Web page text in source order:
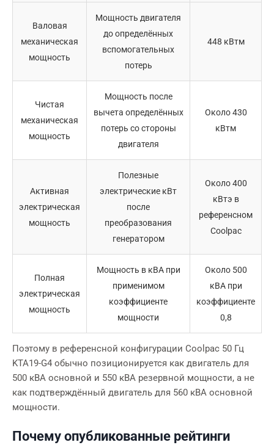
Валовая
механическая
мощность
Мощность двигателя
до определённых
вспомогательных
потерь
448 кВтм
Чистая
механическая
мощность
Мощность после
вычета определённых
потерь со стороны
двигателя
Около 430
кВтм
Активная
электрическая
мощность
Полезные
электрические кВт
после
преобразования
генератором
Около 400
кВтэ в
референсном
Coolpac
Полная
электрическая
мощность
Мощность в кВА при
применимом
коэффициенте
мощности
Около 500
кВА при
коэффициенте
0,8
Поэтому в референсной конфигурации Coolpac 50 Гц
KTA19-G4 обычно позиционируется как двигатель для
500 кВА основной и 550 кВА резервной мощности, а не
как подтверждённый двигатель для 560 кВА основной
мощности.
Почему опубликованные рейтинги